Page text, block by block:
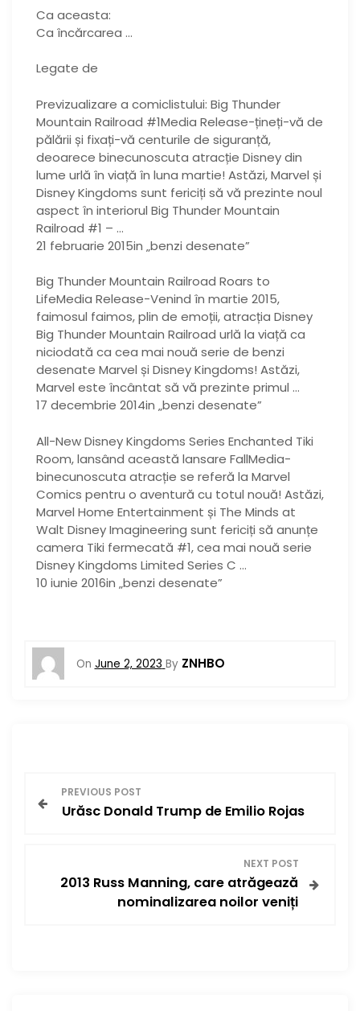
Ca aceasta:
Ca încărcarea …
Legate de
Previzualizare a comiclistului: Big Thunder
Mountain Railroad #1Media Release-țineți-vă de
pălării și fixați-vă centurile de siguranță,
deoarece binecunoscuta atracție Disney din
lume urlă în viață în luna martie! Astăzi, Marvel și
Disney Kingdoms sunt fericiți să vă prezinte noul
aspect în interiorul Big Thunder Mountain
Railroad #1 – …
21 februarie 2015in „benzi desenate”
Big Thunder Mountain Railroad Roars to
LifeMedia Release-Venind în martie 2015,
faimosul faimos, plin de emoții, atracția Disney
Big Thunder Mountain Railroad urlă la viață ca
niciodată ca cea mai nouă serie de benzi
desenate Marvel și Disney Kingdoms! Astăzi,
Marvel este încântat să vă prezinte primul …
17 decembrie 2014in „benzi desenate”
All-New Disney Kingdoms Series Enchanted Tiki
Room, lansând această lansare FallMedia-
binecunoscuta atracție se referă la Marvel
Comics pentru o aventură cu totul nouă! Astăzi,
Marvel Home Entertainment și The Minds at
Walt Disney Imagineering sunt fericiți să anunțe
camera Tiki fermecată #1, cea mai nouă serie
Disney Kingdoms Limited Series C …
10 iunie 2016in „benzi desenate”
On June 2, 2023 By ZNHBO
PREVIOUS POST
Urăsc Donald Trump de Emilio Rojas
NEXT POST
2013 Russ Manning, care atrăgează
nominalizarea noilor veniți